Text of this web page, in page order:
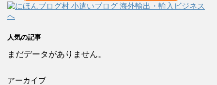
人気の記事
まだデータがありません。
アーカイブ